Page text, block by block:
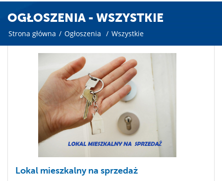
OGŁOSZENIA - WSZYSTKIE
Strona główna / Ogłoszenia / Wszystkie
Lokal mieszkalny na sprzedaż